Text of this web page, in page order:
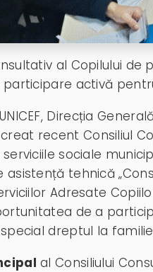
al Copilului de
participare activă
Direcția
creat recent Consiliul
sociale
asistență tehnică
Adresate
de a
dreptul la
al Consiliului